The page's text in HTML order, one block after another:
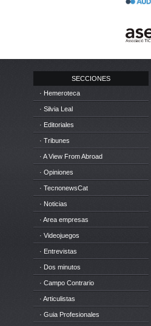
SECCIONES
· Hemeroteca
· Silvia Leal
· Editoriales
· Tribunes
· A View From Abroad
· Opiniones
· TecnonewsCat
· Noticias
· Area empresas
· Videojuegos
· Entrevistas
· Dos minutos
· Campo Contrario
· Articulistas
· Guia Profesionales